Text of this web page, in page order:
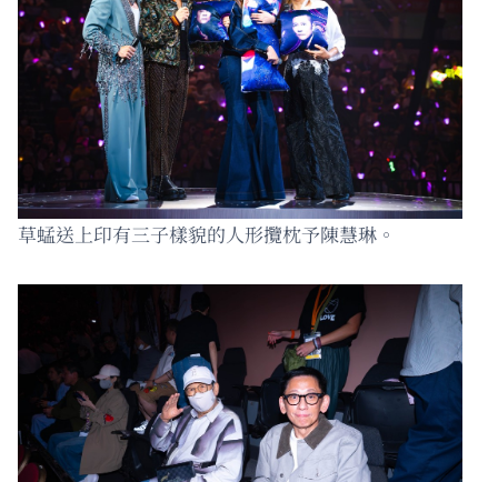
草蜢送上印有三子樣貌的人形攬枕予陳慧琳。